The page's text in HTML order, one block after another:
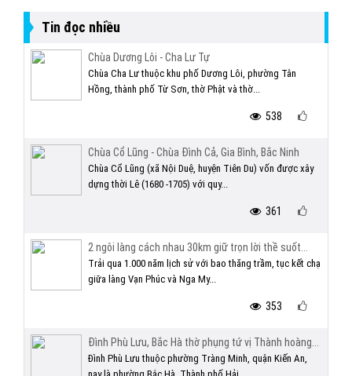
Tin đọc nhiều
Chùa Dương Lôi - Cha Lư Tự
Chùa Cha Lư thuộc khu phố Dương Lôi, phường Tân
Hồng, thành phố Từ Sơn, thờ Phật và thờ...
538
Chùa Cổ Lũng - Chùa Đình Cả, Gia Bình, Bắc Ninh
Chùa Cổ Lũng (xã Nội Duệ, huyện Tiên Du) vốn được xây
dựng thời Lê (1680 -1705) với quy...
361
2 ngôi làng cách nhau 30km giữ trọn lời thề suốt...
Trải qua 1.000 năm lịch sử với bao thăng trầm, tục kết chạ
giữa làng Vạn Phúc và Nga My...
353
Đình Phù Lưu, Bắc Hà thờ phụng tứ vị Thành hoàng...
Đình Phù Lưu thuộc phường Tràng Minh, quận Kiến An,